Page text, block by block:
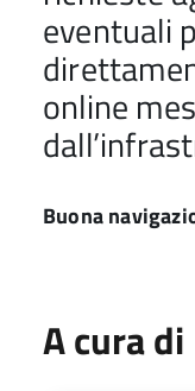
eventuali
online
Buona
A cura di